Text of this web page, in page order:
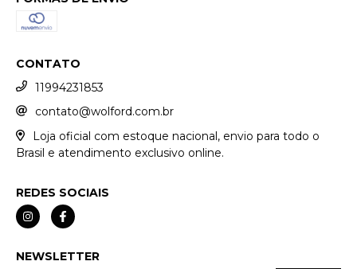
CONTATO
11994231853
contato@wolford.com.br
Loja oficial com estoque nacional, envio para todo o
Brasil e atendimento exclusivo online.
REDES SOCIAIS
NEWSLETTER